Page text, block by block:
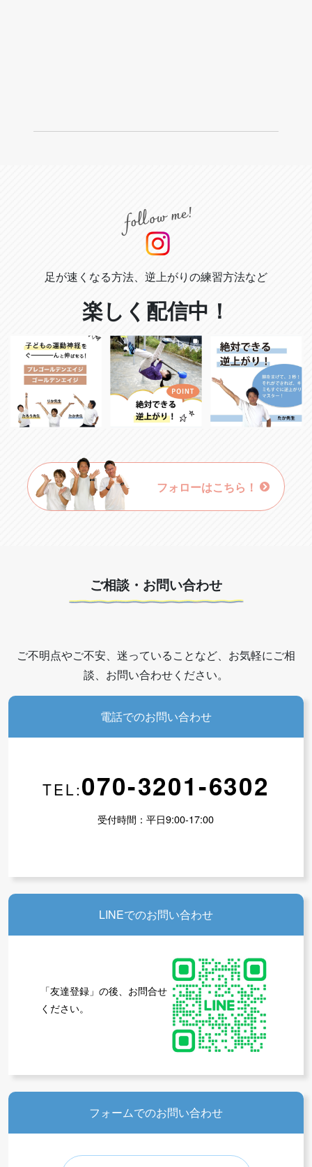
足が速くなる方法、逆上がりの練習方法など
楽しく配信中！
フォローはこちら！
ご相談・お問い合わせ
ご不明点やご不安、迷っていることなど、お気軽にご相
談、お問い合わせください。
電話でのお問い合わせ
TEL:070-3201-6302
受付時間：平日9:00-17:00
LINEでのお問い合わせ
「友達登録」の後、お問合せ
ください。
フォームでのお問い合わせ